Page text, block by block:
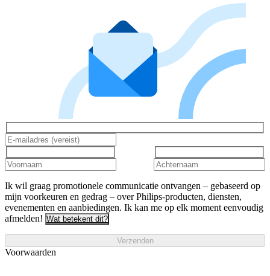
Ik wil graag promotionele communicatie ontvangen – gebaseerd op
mijn voorkeuren en gedrag – over Philips-producten, diensten,
evenementen en aanbiedingen. Ik kan me op elk moment eenvoudig
afmelden! Wat betekent dit?
Verzenden
Voorwaarden